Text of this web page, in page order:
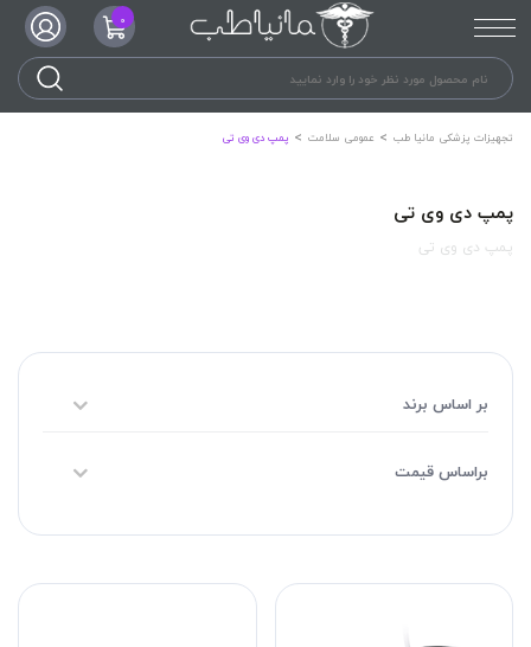
0
تجهیزات پزشکی مانیا طب عمومی سلامت پمپ دی وی تی
پمپ دی وی تی
پمپ دی وی تی
بر اساس برند
براساس قیمت